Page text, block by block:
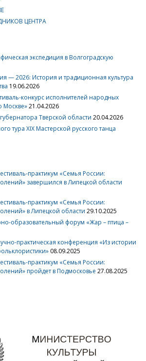
ЦЕНТРА
экспедиция в Волгоградскую
— 2026: История и традиционная культура
19.06.2026
конкурс исполнителей народных
Москве»21.04.2026
Тверской области 20.04.2026
тура XIX Мастерской русского танца
практикум «Семья России:
завершился в Липецкой области
практикум «Семья России:
в Липецкой области 29.10.2025
образовательный форум «Жар – птица –
практическая конференция «Из истории
08.09.2025
практикум «Семья России:
пройдет в Подмосковье 27.08.2025